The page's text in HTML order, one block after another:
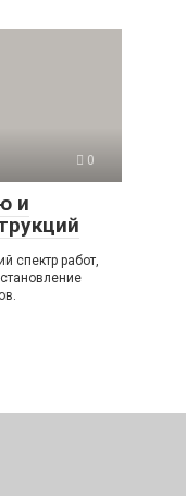
0
и
спектр работ,